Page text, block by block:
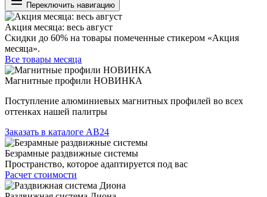
Переключить навигацию
Акция месяца: весь август
Скидки до 60% на товары помеченные стикером «Акция
месяца».
Все товары месяца
Магнитные профили НОВИНКА
Поступление алюминиевых магнитных профилей во всех
оттенках нашей палитры
Заказать в каталоге АВ24
Безрамные раздвижные системы
Пространство, которое адаптируется под вас
Расчет стоимости